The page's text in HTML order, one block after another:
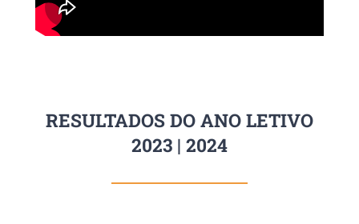
RESULTADOS DO ANO LETIVO
2023 | 2024